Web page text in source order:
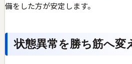
備をした方が安定します。
状態異常を勝ち筋へ変